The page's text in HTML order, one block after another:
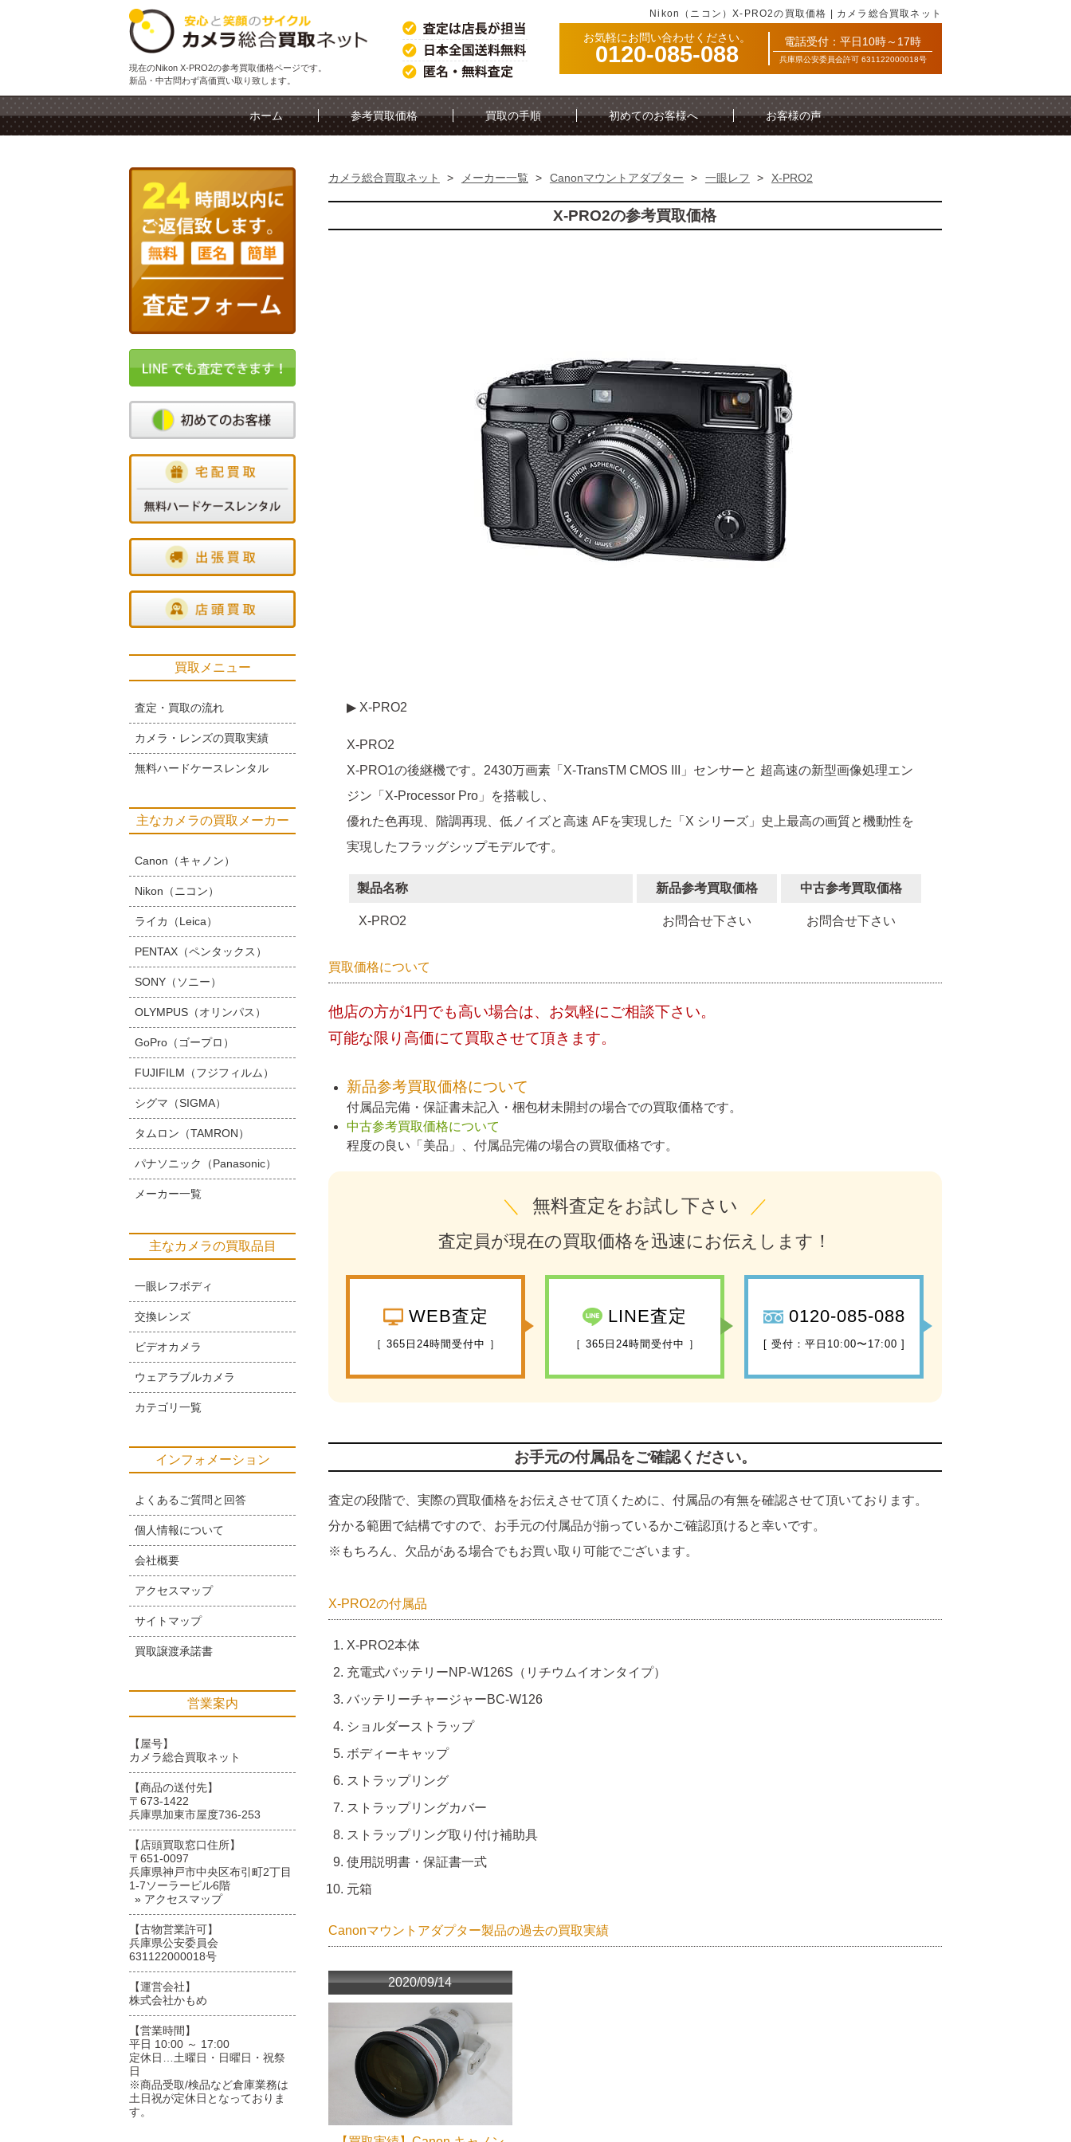
Nikon（ニコン）X-PRO2の買取価格 | カメラ総合買取ネット
現在のNikon X-PRO2の参考買取価格ページです。
新品・中古問わず高価買い取り致します。
お気軽にお問い合わせください。
0120-085-088 電話受付：平日10時～17時
兵庫県公安委員会許可 631122000018号
ホーム 参考買取価格 買取の手順 初めてのお客様へ お客様の声
カメラ総合買取ネット > メーカー一覧 > Canonマウントアダプター > 一眼レフ > X-PRO2
X-PRO2の参考買取価格
▶ X-PRO2
X-PRO2
X-PRO1の後継機です。2430万画素「X-TransTM CMOS III」センサーと 超高速の新型画像処理エン
ジン「X-Processor Pro」を搭載し、
優れた色再現、階調再現、低ノイズと高速 AFを実現した「X シリーズ」史上最高の画質と機動性を
実現したフラッグシップモデルです。
製品名称 新品参考買取価格 中古参考買取価格
X-PRO2 お問合せ下さい お問合せ下さい
買取価格について
他店の方が1円でも高い場合は、お気軽にご相談下さい。
可能な限り高価にて買取させて頂きます。
新品参考買取価格について
付属品完備・保証書未記入・梱包材未開封の場合での買取価格です。
中古参考買取価格について
程度の良い「美品」、付属品完備の場合の買取価格です。
＼ 無料査定をお試し下さい ／
査定員が現在の買取価格を迅速にお伝えします！
WEB査定
［ 365日24時間受付中 ］
LINE査定
［ 365日24時間受付中 ］
0120-085-088
[ 受付：平日10:00〜17:00 ]
お手元の付属品をご確認ください。
査定の段階で、実際の買取価格をお伝えさせて頂くために、付属品の有無を確認させて頂いております。
分かる範囲で結構ですので、お手元の付属品が揃っているかご確認頂けると幸いです。
※もちろん、欠品がある場合でもお買い取り可能でございます。
X-PRO2の付属品
X-PRO2本体
充電式バッテリーNP-W126S（リチウムイオンタイプ）
バッテリーチャージャーBC-W126
ショルダーストラップ
ボディーキャップ
ストラップリング
ストラップリングカバー
ストラップリング取り付け補助具
使用説明書・保証書一式
元箱
Canonマウントアダプター製品の過去の買取実績
2020/09/14
買取メニュー
査定・買取の流れ
カメラ・レンズの買取実績
無料ハードケースレンタル
主なカメラの買取メーカー
Canon（キャノン）
Nikon（ニコン）
ライカ（Leica）
PENTAX（ペンタックス）
SONY（ソニー）
OLYMPUS（オリンパス）
GoPro（ゴープロ）
FUJIFILM（フジフィルム）
シグマ（SIGMA）
タムロン（TAMRON）
パナソニック（Panasonic）
メーカー一覧
主なカメラの買取品目
一眼レフボディ
交換レンズ
ビデオカメラ
ウェアラブルカメラ
カテゴリ一覧
インフォメーション
よくあるご質問と回答
個人情報について
会社概要
アクセスマップ
サイトマップ
買取譲渡承諾書
営業案内
【屋号】
カメラ総合買取ネット
【商品の送付先】
〒673-1422
兵庫県加東市屋度736-253
【店頭買取窓口住所】
〒651-0097
兵庫県神戸市中央区布引町2丁目
1-7ソーラービル6階
» アクセスマップ
【古物営業許可】
兵庫県公安委員会
631122000018号
【運営会社】
株式会社かもめ
【営業時間】
平日 10:00 ～ 17:00
定休日…土曜日・日曜日・祝祭
日
※商品受取/検品など倉庫業務は
土日祝が定休日となっておりま
す。